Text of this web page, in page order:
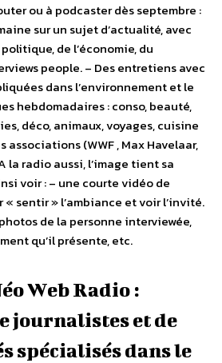
ou à podcaster dès septembre :
sur un sujet d’actualité, avec
de l’économie, du
people. – Des entretiens avec
dans l’environnement et le
hebdomadaires : conso, beauté,
déco, animaux, voyages, cuisine
associations (WWF , Max Havelaar,
la radio aussi, l’image tient sa
voir : – une courte vidéo de
sentir » l’ambiance et voir l’invité.
de la personne interviewée,
qu’il présente, etc.
Web Radio :
journalistes et de
spécialisés dans le